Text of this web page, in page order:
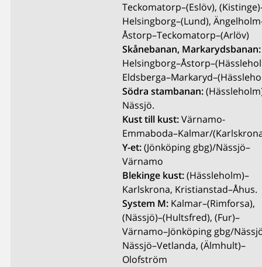
Teckomatorp–(Eslöv),
Helsingborg–(Lund),
Åstorp–Teckomatorp–(Arlöv)
Skånebanan, Markarydsbanan:
Södra stambanan:
Nässjö.
Kust till kust:Värnamo-
Emmaboda–Kalmar/
Y-et:(Jönköping gbg)/Nässjö–
Värnamo
Blekinge kust:(Hässleholm)–
Karlskrona, Kristianstad–Åhus.
System M:Kalmar–(Rimforsa),
(Nässjö)–(Hultsfred), (Fur)–
Värnamo–Jönköping gbg/
Nässjö–Vetlanda, (Älmhult)–
Olofström